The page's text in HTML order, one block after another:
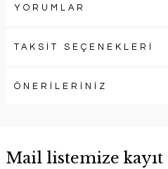
YORUMLAR
TAKSİT SEÇENEKLERİ
ÖNERİLERİNİZ
Mail listemize kayıt